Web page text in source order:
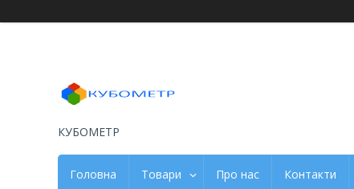
КУБОМЕТР
Головна Товари Про нас Контакти